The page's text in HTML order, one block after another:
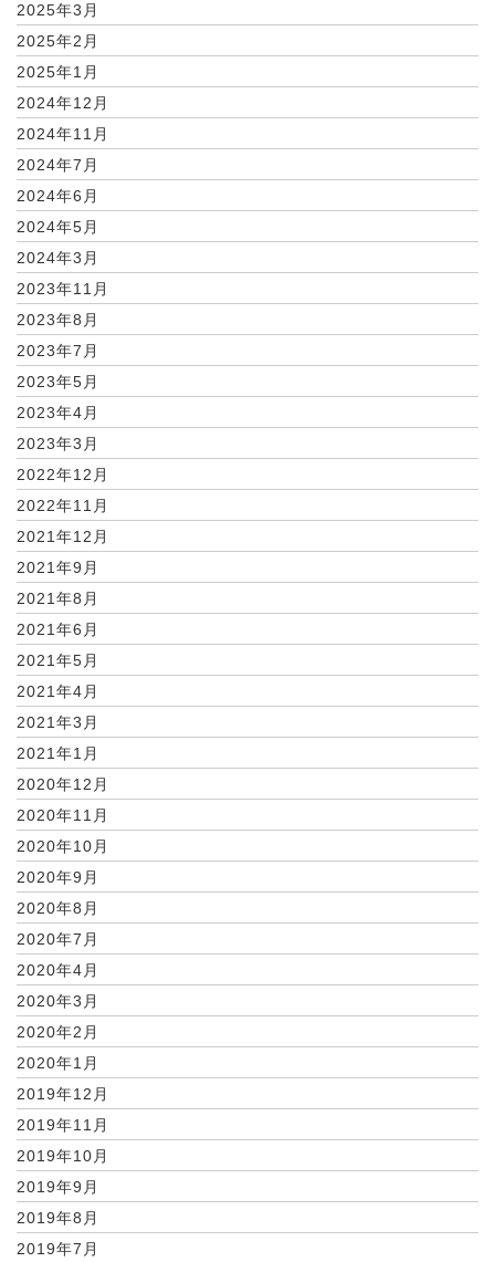
2025年3月
2025年2月
2025年1月
2024年12月
2024年11月
2024年7月
2024年6月
2024年5月
2024年3月
2023年11月
2023年8月
2023年7月
2023年5月
2023年4月
2023年3月
2022年12月
2022年11月
2021年12月
2021年9月
2021年8月
2021年6月
2021年5月
2021年4月
2021年3月
2021年1月
2020年12月
2020年11月
2020年10月
2020年9月
2020年8月
2020年7月
2020年4月
2020年3月
2020年2月
2020年1月
2019年12月
2019年11月
2019年10月
2019年9月
2019年8月
2019年7月